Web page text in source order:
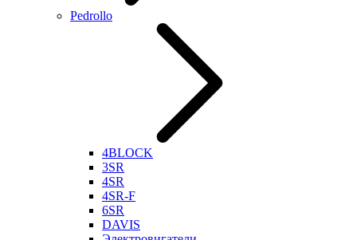
Pedrollo
4BLOCK
3SR
4SR
4SR-F
6SR
DAVIS